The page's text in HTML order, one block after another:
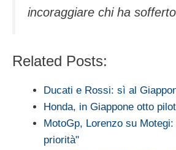
incoraggiare chi ha sofferto
Related Posts:
Ducati e Rossi: sì al
Honda, in Giappone otto
MotoGp, Lorenzo su
priorità"